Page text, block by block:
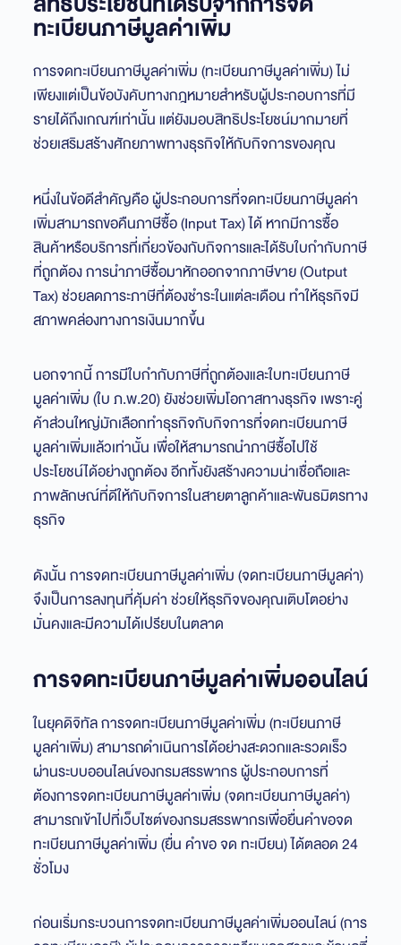
ทะเบียนภาษีมูลค่าเพิ่ม
การจดทะเบียนภาษีมูลค่าเพิ่ม (ทะเบียนภาษีมูลค่าเพิ่ม) ไม่
เพียงแต่เป็นข้อบังคับทางกฎหมายสำหรับผู้ประกอบการที่มี
รายได้ถึงเกณฑ์เท่านั้น แต่ยังมอบสิทธิประโยชน์มากมายที่
ช่วยเสริมสร้างศักยภาพทางธุรกิจให้กับกิจการของคุณ
หนึ่งในข้อดีสำคัญคือ ผู้ประกอบการที่จดทะเบียนภาษีมูลค่า
เพิ่มสามารถขอคืนภาษีซื้อ (Input Tax) ได้ หากมีการซื้อ
สินค้าหรือบริการที่เกี่ยวข้องกับกิจการและได้รับใบกำกับภาษี
ที่ถูกต้อง การนำภาษีซื้อมาหักออกจากภาษีขาย (Output
Tax) ช่วยลดภาระภาษีที่ต้องชำระในแต่ละเดือน ทำให้ธุรกิจมี
สภาพคล่องทางการเงินมากขึ้น
นอกจากนี้ การมีใบกำกับภาษีที่ถูกต้องและใบทะเบียนภาษี
มูลค่าเพิ่ม (ใบ ภ.พ.20) ยังช่วยเพิ่มโอกาสทางธุรกิจ เพราะคู่
ค้าส่วนใหญ่มักเลือกทำธุรกิจกับกิจการที่จดทะเบียนภาษี
มูลค่าเพิ่มแล้วเท่านั้น เพื่อให้สามารถนำภาษีซื้อไปใช้
ประโยชน์ได้อย่างถูกต้อง อีกทั้งยังสร้างความน่าเชื่อถือและ
ภาพลักษณ์ที่ดีให้กับกิจการในสายตาลูกค้าและพันธมิตรทาง
ธุรกิจ
ดังนั้น การจดทะเบียนภาษีมูลค่าเพิ่ม (จดทะเบียนภาษีมูลค่า)
จึงเป็นการลงทุนที่คุ้มค่า ช่วยให้ธุรกิจของคุณเติบโตอย่าง
มั่นคงและมีความได้เปรียบในตลาด
การจดทะเบียนภาษีมูลค่าเพิ่มออนไลน์
ในยุคดิจิทัล การจดทะเบียนภาษีมูลค่าเพิ่ม (ทะเบียนภาษี
มูลค่าเพิ่ม) สามารถดำเนินการได้อย่างสะดวกและรวดเร็ว
ผ่านระบบออนไลน์ของกรมสรรพากร ผู้ประกอบการที่
ต้องการจดทะเบียนภาษีมูลค่าเพิ่ม (จดทะเบียนภาษีมูลค่า)
สามารถเข้าไปที่เว็บไซต์ของกรมสรรพากรเพื่อยื่นคำขอจด
ทะเบียนภาษีมูลค่าเพิ่ม (ยื่น คำขอ จด ทะเบียน) ได้ตลอด 24
ชั่วโมง
ก่อนเริ่มกระบวนการจดทะเบียนภาษีมูลค่าเพิ่มออนไลน์ (การ